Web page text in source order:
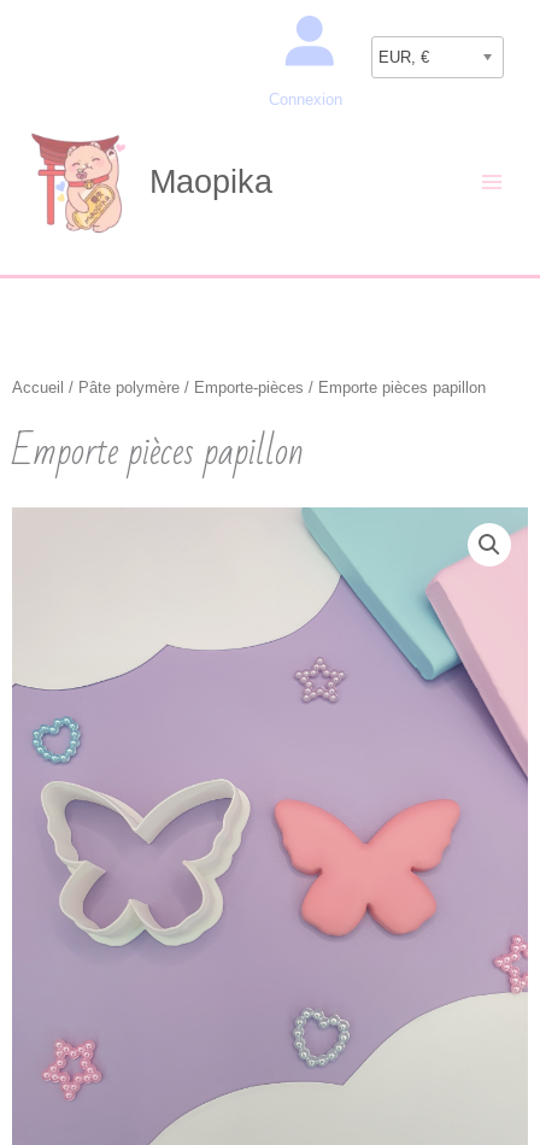
Connexion
EUR, €
Maopika
Accueil / Pâte polymère / Emporte-pièces / Emporte pièces papillon
Emporte pièces papillon
Recherche